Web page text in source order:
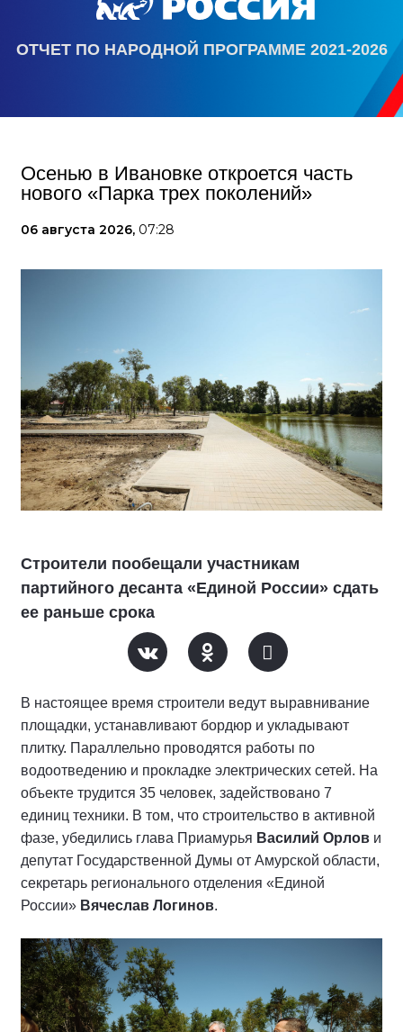
ОТЧЕТ ПО НАРОДНОЙ ПРОГРАММЕ 2021-2026
Осенью в Ивановке откроется часть
нового «Парка трех поколений»
06 августа 2026, 07:28
Строители пообещали участникам
партийного десанта «Единой России» сдать
ее раньше срока
В настоящее время строители ведут выравнивание
площадки, устанавливают бордюр и укладывают
плитку. Параллельно проводятся работы по
водоотведению и прокладке электрических сетей. На
объекте трудится 35 человек, задействовано 7
единиц техники. В том, что строительство в активной
фазе, убедились глава Приамурья Василий Орлов и
депутат Государственной Думы от Амурской области,
секретарь регионального отделения «Единой
России» Вячеслав Логинов.